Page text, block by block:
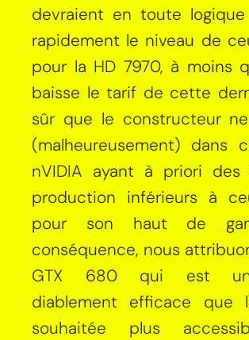
devraient en toute
rapidement le niveau de
pour la HD 7970, à moins
baisse le tarif de cette
sûr que le constructeur
(malheureusement) dans
nVIDIA ayant à priori
production inférieurs à
pour son haut de
conséquence, nous
GTX 680 qui est
diablement efficace que
souhaitée plus